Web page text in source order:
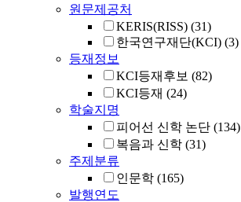
원문제공처
KERIS(RISS) (31)
한국연구재단(KCI) (3)
등재정보
KCI등재후보 (82)
KCI등재 (24)
학술지명
피어선 신학 논단 (134)
복음과 신학 (31)
주제분류
인문학 (165)
발행연도